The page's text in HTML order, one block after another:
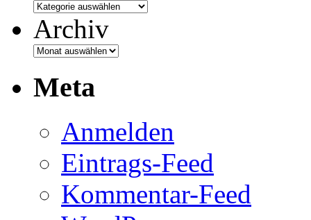
Archiv
Meta
Anmelden
Eintrags-Feed
Kommentar-Feed